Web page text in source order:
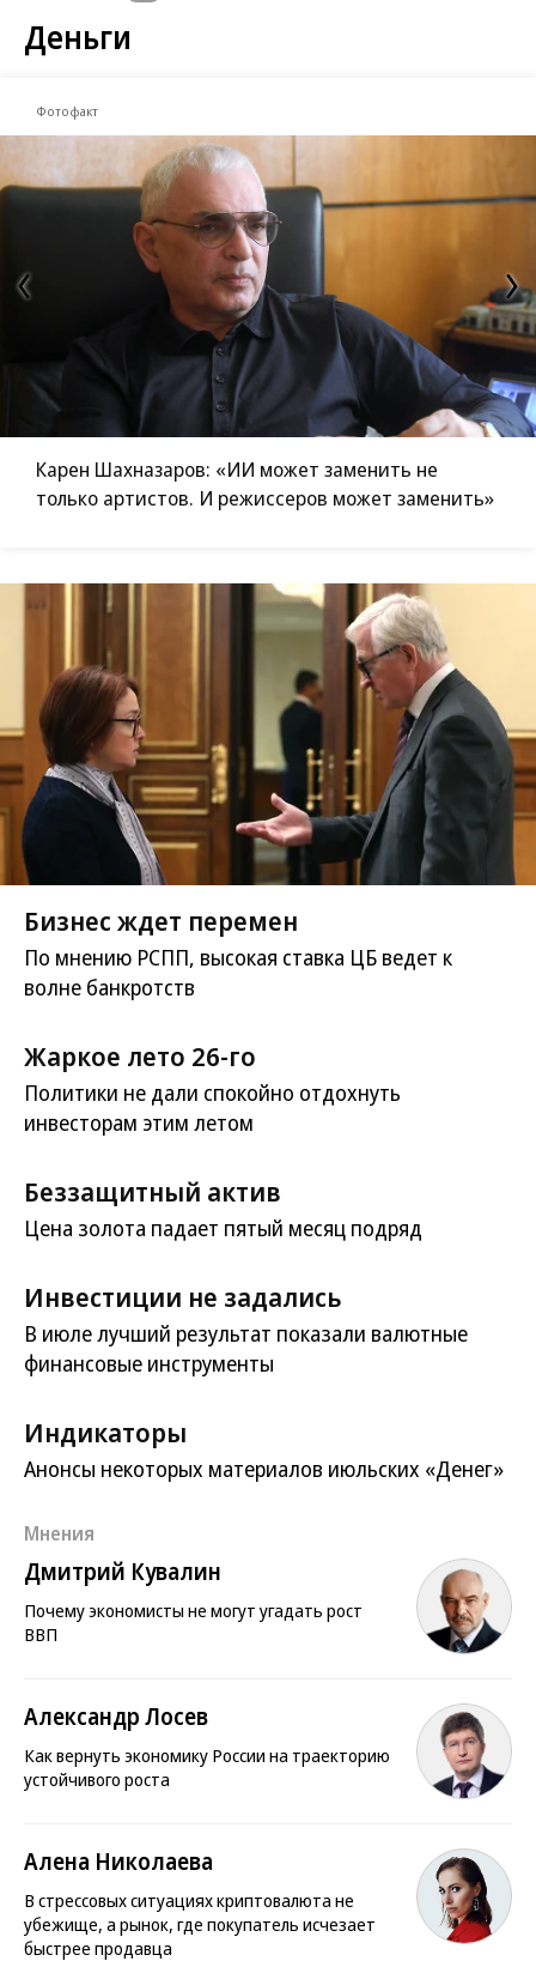
Деньги
Фотофакт
Карен Шахназаров: «ИИ может заменить не
только артистов. И режиссеров может заменить»
Бизнес ждет перемен
По мнению РСПП, высокая ставка ЦБ ведет к
волне банкротств
Жаркое лето 26-го
Политики не дали спокойно отдохнуть
инвесторам этим летом
Беззащитный актив
Цена золота падает пятый месяц подряд
Инвестиции не задались
В июле лучший результат показали валютные
финансовые инструменты
Индикаторы
Анонсы некоторых материалов июльских «Денег»
Мнения
Дмитрий Кувалин
Почему экономисты не могут угадать рост
ВВП
Александр Лосев
Как вернуть экономику России на траекторию
устойчивого роста
Алена Николаева
В стрессовых ситуациях криптовалюта не
убежище, а рынок, где покупатель исчезает
быстрее продавца